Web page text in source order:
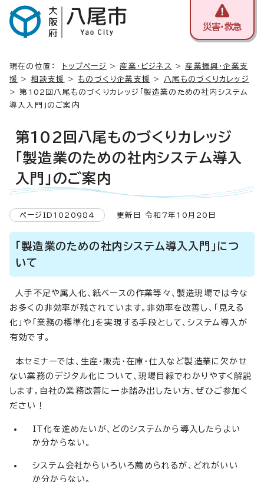
災害・救急
現在の位置： トップページ > 産業・ビジネス > 産業振興・企業支
援
> 相談支援 > ものづくり企業支援 >
八尾ものづくりカレッジ
> 第102回八尾ものづくりカレッジ「製造業のための社内システム
導入入門」のご案内
第102回八尾ものづくりカレッジ
「製造業のための社内システム導入
入門」のご案内
ページID1020984 更新日 令和7年10月20日
「製造業のための社内システム導入入門」につ
いて
人手不足や属人化、紙ベースの作業等々、製造現場では今な
お多くの非効率が残されています。非効率を改善し、「見える
化」や「業務の標準化」を実現する手段として、システム導入が
有効です。
本セミナーでは、生産・販売・在庫・仕入など製造業に欠かせ
ない業務のデジタル化について、現場目線でわかりやすく解説
します。自社の業務改善に一歩踏み出したい方、ぜひご参加く
ださい！
IT化を進めたいが、どのシステムから導入したらよい
か分からない。
システム会社からいろいろ薦められるが、どれがいい
か分からない。